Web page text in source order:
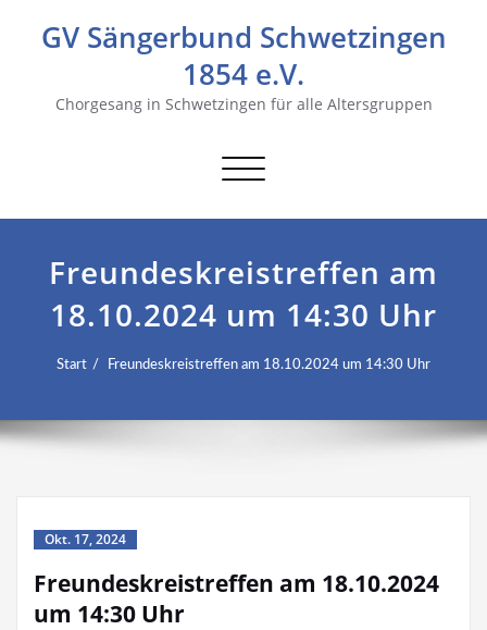
GV Sängerbund Schwetzingen
1854 e.V.
Chorgesang in Schwetzingen für alle Altersgruppen
Navigation
Freundeskreistreffen am
18.10.2024 um 14:30 Uhr
Start Freundeskreistreffen am 18.10.2024 um 14:30 Uhr
Okt. 17, 2024
Freundeskreistreffen am 18.10.2024
um 14:30 Uhr